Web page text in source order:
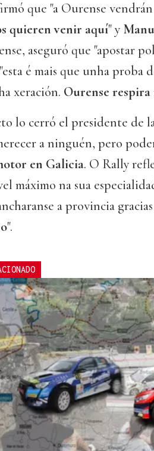
que "a Ourense
quieren venir aquí" y
aseguró que "apostar
é mais que unha
xeración. Ourense
lo cerró el presidente de
a ninguén, pero
en Galicia. O Rally
máximo na sua
a provincia
".